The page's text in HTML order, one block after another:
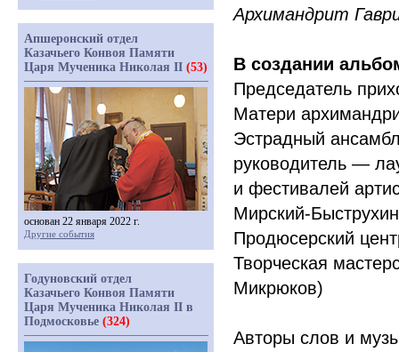
Архимандрит
В создании
Председатель
Матери
Эстрадный
руководитель —
и фестивалей
Мирский-
Продюсерский
Творческая
Микрюков)
Авторы слов и
Апшеронский отдел
Казачьего Конвоя Памяти
Царя Мученика Николая II (53)
основан 22 января 2022 г.
Другие события
Годуновский отдел
Казачьего Конвоя Памяти
Царя Мученика Николая II в
Подмосковье (324)